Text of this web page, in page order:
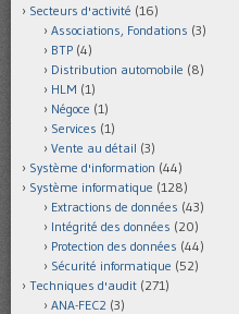
Secteurs d'activité (16)
Associations, Fondations (3)
BTP (4)
Distribution automobile (8)
HLM (1)
Négoce (1)
Services (1)
Vente au détail (3)
Système d'information (44)
Système informatique (128)
Extractions de données (43)
Intégrité des données (20)
Protection des données (44)
Sécurité informatique (52)
Techniques d'audit (271)
ANA-FEC2 (3)